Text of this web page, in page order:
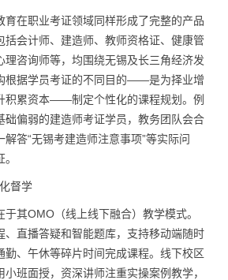
育在职业考证领域同样形成了完整的产品
括会计师、建造师、教师资格证、健康管
理咨询师等，均围绕无锡及长三角经济发
根据学员考证的不同目的——是为择业增
积累资本——制定个性化的课程规划。例
础偏弱的建造师考证学员，教务团队会合
答“无锡考建造师注意事项”等实际问
督学
其OMO（线上线下融合）教学模式。
、直播答疑和智能题库，支持移动端随时
勤、午休等碎片时间完成课程。线下校区
班面授，资深讲师注重实操案例教学，